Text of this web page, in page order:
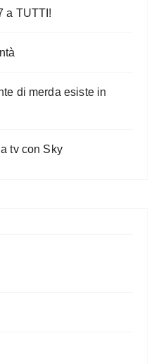
a TUTTI!
di merda esiste in
tv con Sky